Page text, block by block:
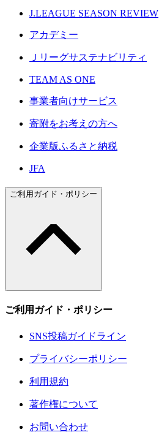
J.LEAGUE SEASON REVIEW
アカデミー
Ｊリーグサステナビリティ
TEAM AS ONE
事業者向けサービス
寄附をお考えの方へ
企業版ふるさと納税
JFA
ご利用ガイド・ポリシー
ご利用ガイド・ポリシー
SNS投稿ガイドライン
プライバシーポリシー
利用規約
著作権について
お問い合わせ